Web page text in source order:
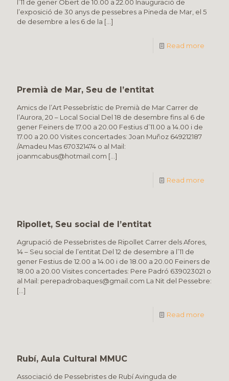
l’11 de gener Obert de 10.00 a 22.00 Inauguració de
l’exposició de 30 anys de pessebres a Pineda de Mar, el 5
de desembre a les 6 de la […]
Read more
Premià de Mar, Seu de l’entitat
Amics de l’Art Pessebrístic de Premià de Mar Carrer de
l’Aurora, 20 – Local Social Del 18 de desembre fins al 6 de
gener Feiners de 17.00 a 20.00 Festius d’11.00 a 14.00 i de
17.00 a 20.00 Visites concertades: Joan Muñoz 649212187
/Amadeu Mas 670321474 o al Mail:
joanmcabus@hotmail.com […]
Read more
Ripollet, Seu social de l’entitat
Agrupació de Pessebristes de Ripollet Carrer dels Afores,
14 – Seu social de l’entitat Del 12 de desembre a l’11 de
gener Festius de 12.00 a 14.00 i de 18.00 a 20.00 Feiners de
18.00 a 20.00 Visites concertades: Pere Padró 639023021 o
al Mail: perepadrobaques@gmail.com La Nit del Pessebre:
[…]
Read more
Rubí, Aula Cultural MMUC
Associació de Pessebristes de Rubí Avinguda de